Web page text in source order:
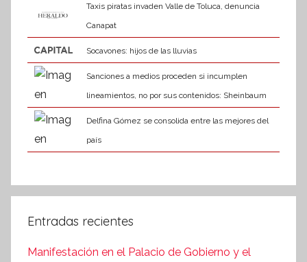
Taxis piratas invaden Valle de Toluca, denuncia
Canapat
Socavones: hijos de las lluvias
Sanciones a medios proceden si incumplen
lineamientos, no por sus contenidos: Sheinbaum
Delfina Gómez se consolida entre las mejores del
país
Entradas recientes
Manifestación en el Palacio de Gobierno y el